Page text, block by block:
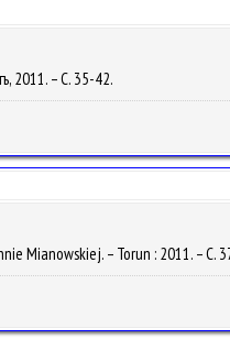
2011. – С. 35-42.
Mianowskiej. – Torun : 2011. – С.